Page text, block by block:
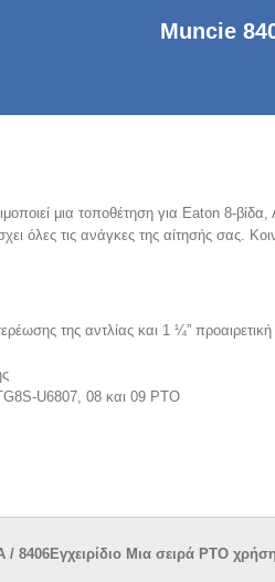
Muncie
μια τοποθέτηση για Eaton 8-
όλες τις ανάγκες της αίτησής σας.
της αντλίας και 1 ¼”
U6807, 08 και 09 PTO
/ 8406Εγχειρίδιο Μια σειρά PTO